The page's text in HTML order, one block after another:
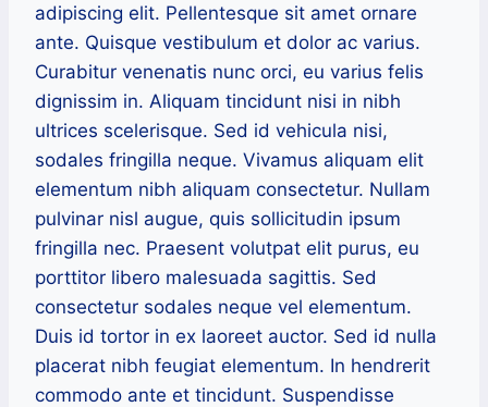
adipiscing elit. Pellentesque sit amet ornare
ante. Quisque vestibulum et dolor ac varius.
Curabitur venenatis nunc orci, eu varius felis
dignissim in. Aliquam tincidunt nisi in nibh
ultrices scelerisque. Sed id vehicula nisi,
sodales fringilla neque. Vivamus aliquam elit
elementum nibh aliquam consectetur. Nullam
pulvinar nisl augue, quis sollicitudin ipsum
fringilla nec. Praesent volutpat elit purus, eu
porttitor libero malesuada sagittis. Sed
consectetur sodales neque vel elementum.
Duis id tortor in ex laoreet auctor. Sed id nulla
placerat nibh feugiat elementum. In hendrerit
commodo ante et tincidunt. Suspendisse